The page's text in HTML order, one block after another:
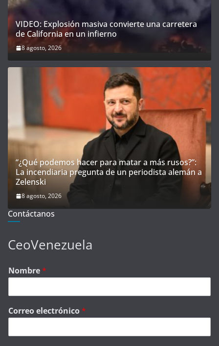
VIDEO: Explosión masiva convierte una carretera
de California en un infierno
8 agosto, 2026
“¿Qué podemos hacer para matar a más rusos?”:
La incendiaria pregunta de un periodista alemán a
Zelenski
8 agosto, 2026
Contáctanos
CeoVenezuela
Nombre*
Correo electrónico*